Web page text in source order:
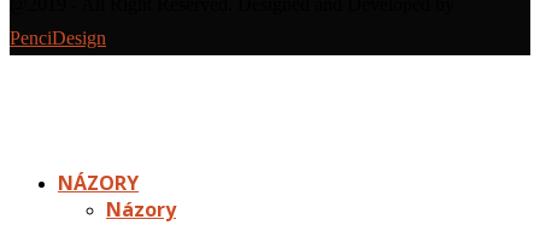
PenciDesign
NÁZORY
Názory